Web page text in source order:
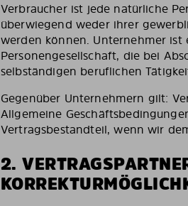
Verbraucher ist jede natürliche
überwiegend weder ihrer
werden können. Unternehmer
Personengesellschaft, die bei
selbständigen beruflichen
Gegenüber Unternehmern gilt:
Allgemeine
Vertragsbestandteil, wenn wir
2.